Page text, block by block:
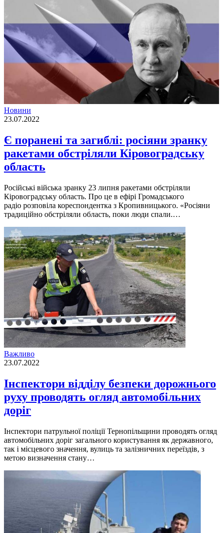
Новини
23.07.2022
Є поранені та загиблі: росіяни зранку
ракетами обстріляли Кіровоградську
область
Росiйськi вiйська зранку 23 липня ракетами обстрiляли
Кiровоградську область. Про це в ефiрi Громадського
радiо розповiла кореспондентка з Кропивницького. «Росiяни
традицiйно обстрiляли область, поки люди спали.…
Важливо
23.07.2022
Інспектори відділу безпеки дорожнього
руху проводять огляд автомобільних
доріг
Iнспектори патрульної полiцiї Тернопiльщини проводять огляд
автомобiльних дорiг загального користування як державного,
так i мiсцевого значення, вулиць та залiзничних переїздiв, з
метою визначення стану…